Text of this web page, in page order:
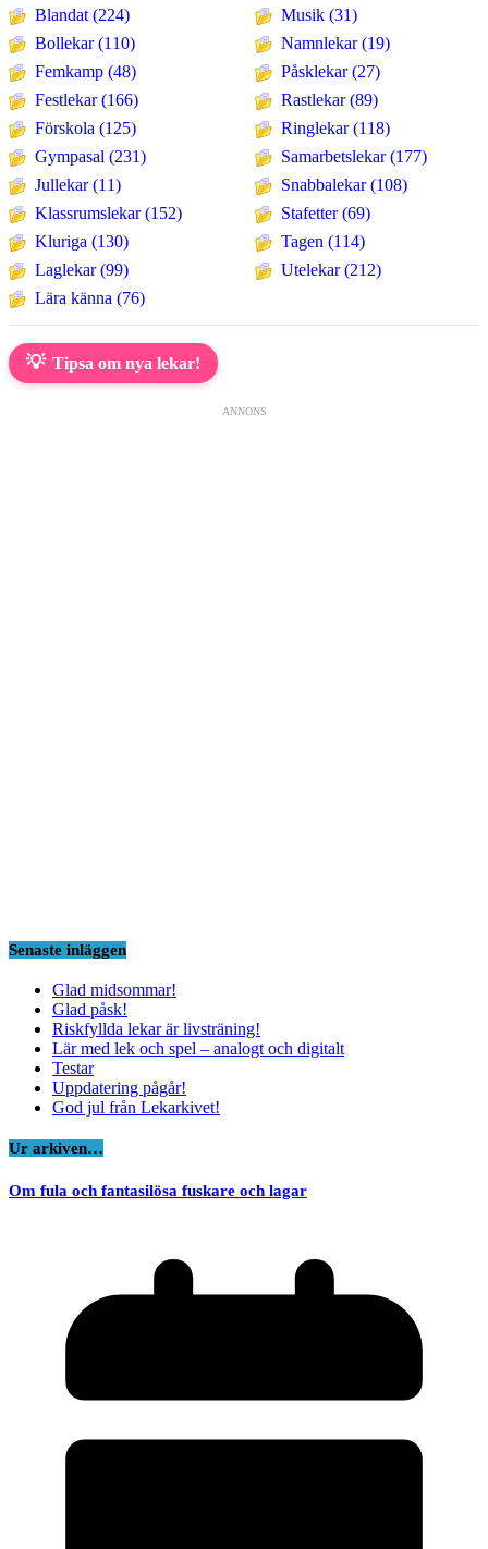
Blandat (224)
Bollekar (110)
Femkamp (48)
Festlekar (166)
Förskola (125)
Gympasal (231)
Jullekar (11)
Klassrumslekar (152)
Kluriga (130)
Laglekar (99)
Lära känna (76)
Musik (31)
Namnlekar (19)
Påsklekar (27)
Rastlekar (89)
Ringlekar (118)
Samarbetslekar (177)
Snabbalekar (108)
Stafetter (69)
Tagen (114)
Utelekar (212)
💡 Tipsa om nya lekar!
ANNONS
Senaste inläggen
Glad midsommar!
Glad påsk!
Riskfyllda lekar är livsträning!
Lär med lek och spel – analogt och digitalt
Testar
Uppdatering pågår!
God jul från Lekarkivet!
Ur arkiven…
Om fula och fantasilösa fuskare och lagar